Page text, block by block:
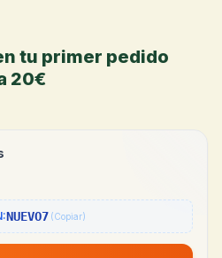
tu primer pedido
20€
NUEVO7 (Copiar)